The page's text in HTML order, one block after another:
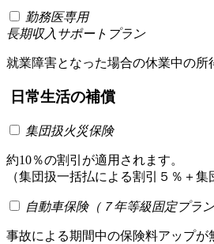
勤務医専用
長期収入サポートプラン
就業障害となった場合の休業中の所
日常生活の補償
集団扱火災保険
約10％の割引が適用されます。
（集団扱一括払による割引５％＋集
自動車保険（７年等級固定プラン
事故による期間中の保険料アップが